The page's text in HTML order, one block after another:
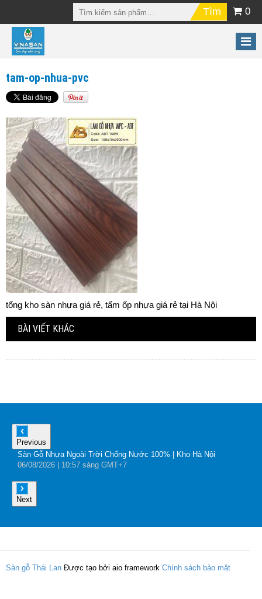
0
tam-op-nhua-pvc
tổng kho sàn nhựa giá rẻ, tấm ốp nhựa giá rẻ tại Hà Nội
BÀI VIẾT KHÁC
Previous
Sàn Gỗ Nhựa Ngoài Trời Chống Nước 100% | Kho Hà Nội
06/08/2026 | 10:57 sáng GMT+7
Next
Sàn gỗ Thái Lan Được tạo bởi aio framework Chính sách bảo mật